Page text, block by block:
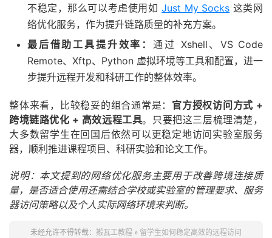
不稳定，那么可以考虑使用如Just My Socks 这类网
络优化服务，作为提升链路质量的补充方案。
最后借助工具提升效率：通过 Xshell、VS Code
Remote、Xftp、Python 虚拟环境等工具和配置，进一
步提升远程开发和科研工作的整体效率。
整体来看，比较稳妥的组合通常是： 官方授权访问方式 +
跨境链路优化 + 高效远程工具。只要把这三层梳理清楚，
大多数留学生在回国后依然可以更稳定地访问实验室服务
器，顺利推进课程项目、科研实验和论文工作。
说明：本文提到的网络优化服务主要用于改善跨境连接质
量，是否适合使用还需结合学校或实验室的管理要求、服务
器访问策略以及个人实际网络环境来判断。
未经允许不得转载： 搬瓦工教程 » 留学生如何稳定高效的远程访问